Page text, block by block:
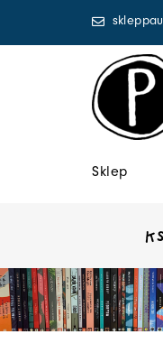
Sklep